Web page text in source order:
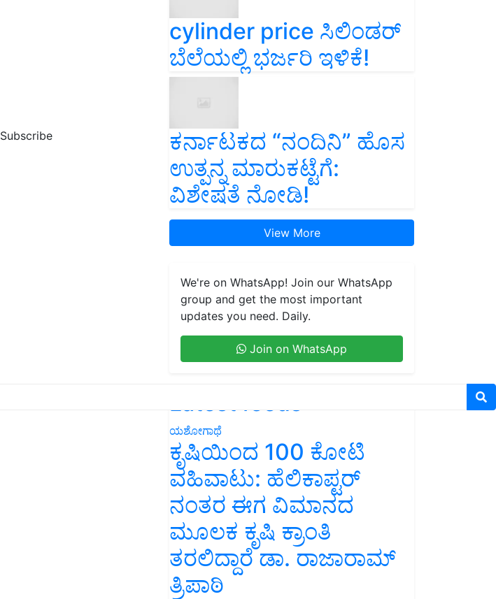
Subscribe
cylinder price ಸಿಲಿಂಡರ್‌
ಬೆಲೆಯಲ್ಲಿ ಭರ್ಜರಿ ಇಳಿಕೆ!
ಕರ್ನಾಟಕದ “ನಂದಿನಿ” ಹೊಸ
ಉತ್ಪನ್ನ ಮಾರುಕಟ್ಟೆಗೆ:
ವಿಶೇಷತೆ ನೋಡಿ!
View More
We're on WhatsApp! Join our WhatsApp
group and get the most important
updates you need. Daily.
Join on WhatsApp
Latest feeds
ಯಶೋಗಾಥೆ
ಕೃಷಿಯಿಂದ 100 ಕೋಟಿ
ವಹಿವಾಟು: ಹೆಲಿಕಾಪ್ಟರ್
ನಂತರ ಈಗ ವಿಮಾನದ
ಮೂಲಕ ಕೃಷಿ ಕ್ರಾಂತಿ
ತರಲಿದ್ದಾರೆ ಡಾ. ರಾಜಾರಾಮ್
ತ್ರಿಪಾಠಿ